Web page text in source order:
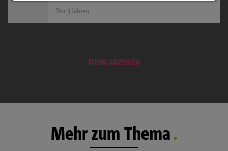
Vor 3 Jahren
MEHR ANZEIGEN
Mehr zum Thema